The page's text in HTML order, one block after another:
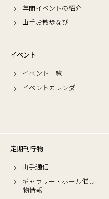
年間イベントの紹介
山手お散歩なび
イベント
イベント一覧
イベントカレンダー
定期刊行物
山手通信
ギャラリー・ホール催し
物情報